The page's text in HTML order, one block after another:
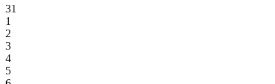
31
1
2
3
4
5